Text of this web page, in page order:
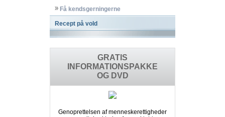
Få kendsgerningerne
Recept på vold
GRATIS
INFORMATIONSPAKKE
OG DVD
Genoprettelsen af menneskerettigheder